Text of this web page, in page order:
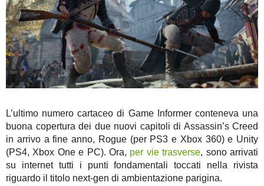
L’ultimo numero cartaceo di Game Informer conteneva una
buona copertura dei due nuovi capitoli di Assassin’s Creed
in arrivo a fine anno, Rogue (per PS3 e Xbox 360) e Unity
(PS4, Xbox One e PC). Ora, per vie trasverse, sono arrivati
su internet tutti i punti fondamentali toccati nella rivista
riguardo il titolo next-gen di ambientazione parigina.